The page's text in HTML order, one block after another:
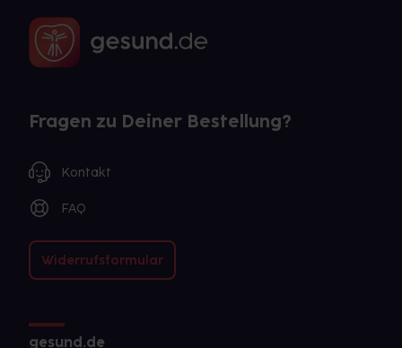
Fragen zu Deiner Bestellung?
Kontakt
FAQ
Widerrufsformular
gesund.de